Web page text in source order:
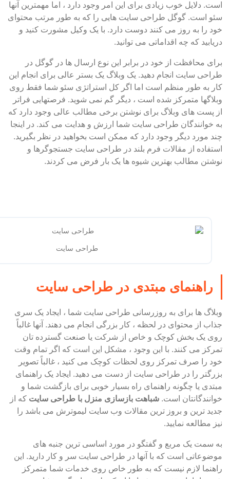
است. دلایل خوب زیادی برای این امر وجود دارد ، اما مهمترین آنها
سئو است. گوگل طراحی سایت هایی را که به طور مرتب محتوای
خود را به روز می کنند دوست دارد. با یک وکیل مشورت کنید و
دریابید که چه اقداماتی می توانید.
برای محافظت از خود در برابر این نوع ارسال ها در گوگل در
طراحی سایت انجام دهید. یک وبلاگ یک بستر عالی برای انجام این
کار به طور منظم است اما اگر کل استراتژی سئو شما فقط روی
وبلاگها متمرکز شده است ، دیگر گم نمی شوید. فرصتهایی فراتر
از پست های وبلاگ برای نوشتن برخی مطالب عالی وجود دارد که
به خوانندگان طراحی سایت شما ارزش و هدایت می کند. در اینجا
چند مورد دیگر وجود دارد که ممکن است بخواهید در نظر بگیرید.
استفاده از مقالات فرم بلند در طراحی سایت جستجوگرها و
نوشتن مطالب بهترین شیوه ها یک بار فرض می کردند.
طراحی سایت
راهنمای مبتدی در طراحی سایت
وبلاگ ها برای به روزرسانی طراحی سایت شما ، ایجاد یک سری
جذاب از محتوای در لحظه ، کار بزرگی انجام می دهند. آنها غالباً
روی یک بخش کوچک و خاص از شرکت یا صنعت گسترده تان
تمرکز می کنند. با این وجود ، مشکل این است که اگر تمام وقت
خود را صرف تمرکز روی لحظات کوچک می کنید ، غالباً تصویر
بزرگتر را در طراحی سایت از دست می دهید. ایجاد یک راهنمای
مبتدی یا چگونه راهنمای راه بسیار خوبی برای بازگشت شما و
خوانندگانتان است. شباهت بازسازی منزل با طراحی سایت که از
جدید ترین و بروز ترین مقالات وب سایت لیموترش می باشد را
نیز مطالعه نمایید.
به سمت یک مربع و گفتگو در مورد اساسی ترین جنبه های
موضوعاتی است که با آنها در طراحی سایت سر و کار دارید. این
راهنما لازم نیست که به طور خاص روی خدمات شما متمرکز